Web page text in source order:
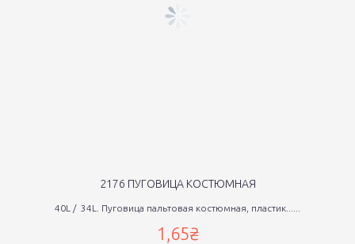
2176 ПУГОВИЦА КОСТЮМНАЯ
40L / 34L. Пуговица пальтовая костюмная, пластик......
1,65₴